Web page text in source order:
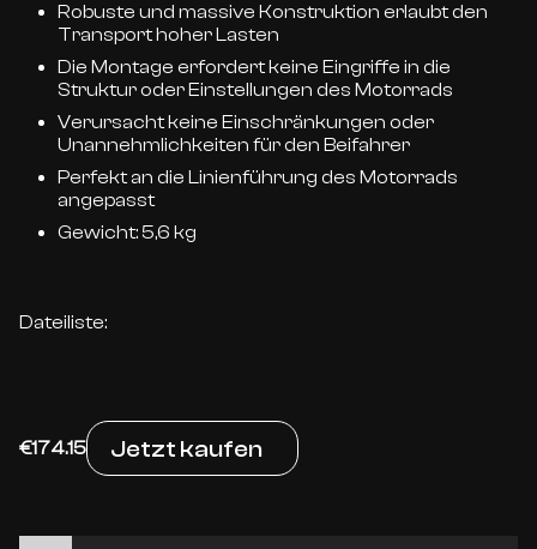
Robuste und massive Konstruktion erlaubt den
Transport hoher Lasten
Die Montage erfordert keine Eingriffe in die
Struktur oder Einstellungen des Motorrads
Verursacht keine Einschränkungen oder
Unannehmlichkeiten für den Beifahrer
Perfekt an die Linienführung des Motorrads
angepasst
Gewicht: 5,6 kg
Dateiliste:
€174.15 Jetzt kaufen